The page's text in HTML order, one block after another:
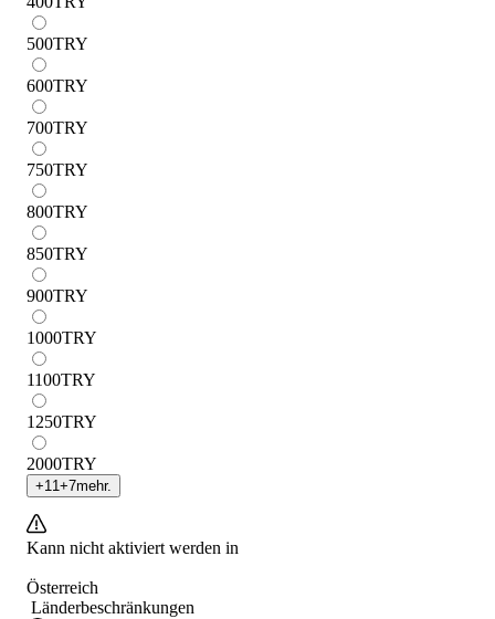
500TRY
600TRY
700TRY
750TRY
800TRY
850TRY
900TRY
1000TRY
1100TRY
1250TRY
2000TRY
+11 +7mehr.
Kann nicht aktiviert werden in
Österreich
Länderbeschränkungen